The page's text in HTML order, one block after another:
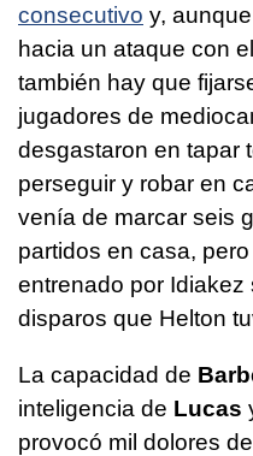
consecutivo y,
hacia un ataque con
también hay que
jugadores de
desgastaron en tapar
perseguir y robar en
venía de marcar seis
partidos en casa,
entrenado por
disparos que Helton
La capacidad de
inteligencia de Lucas
provocó mil dolores